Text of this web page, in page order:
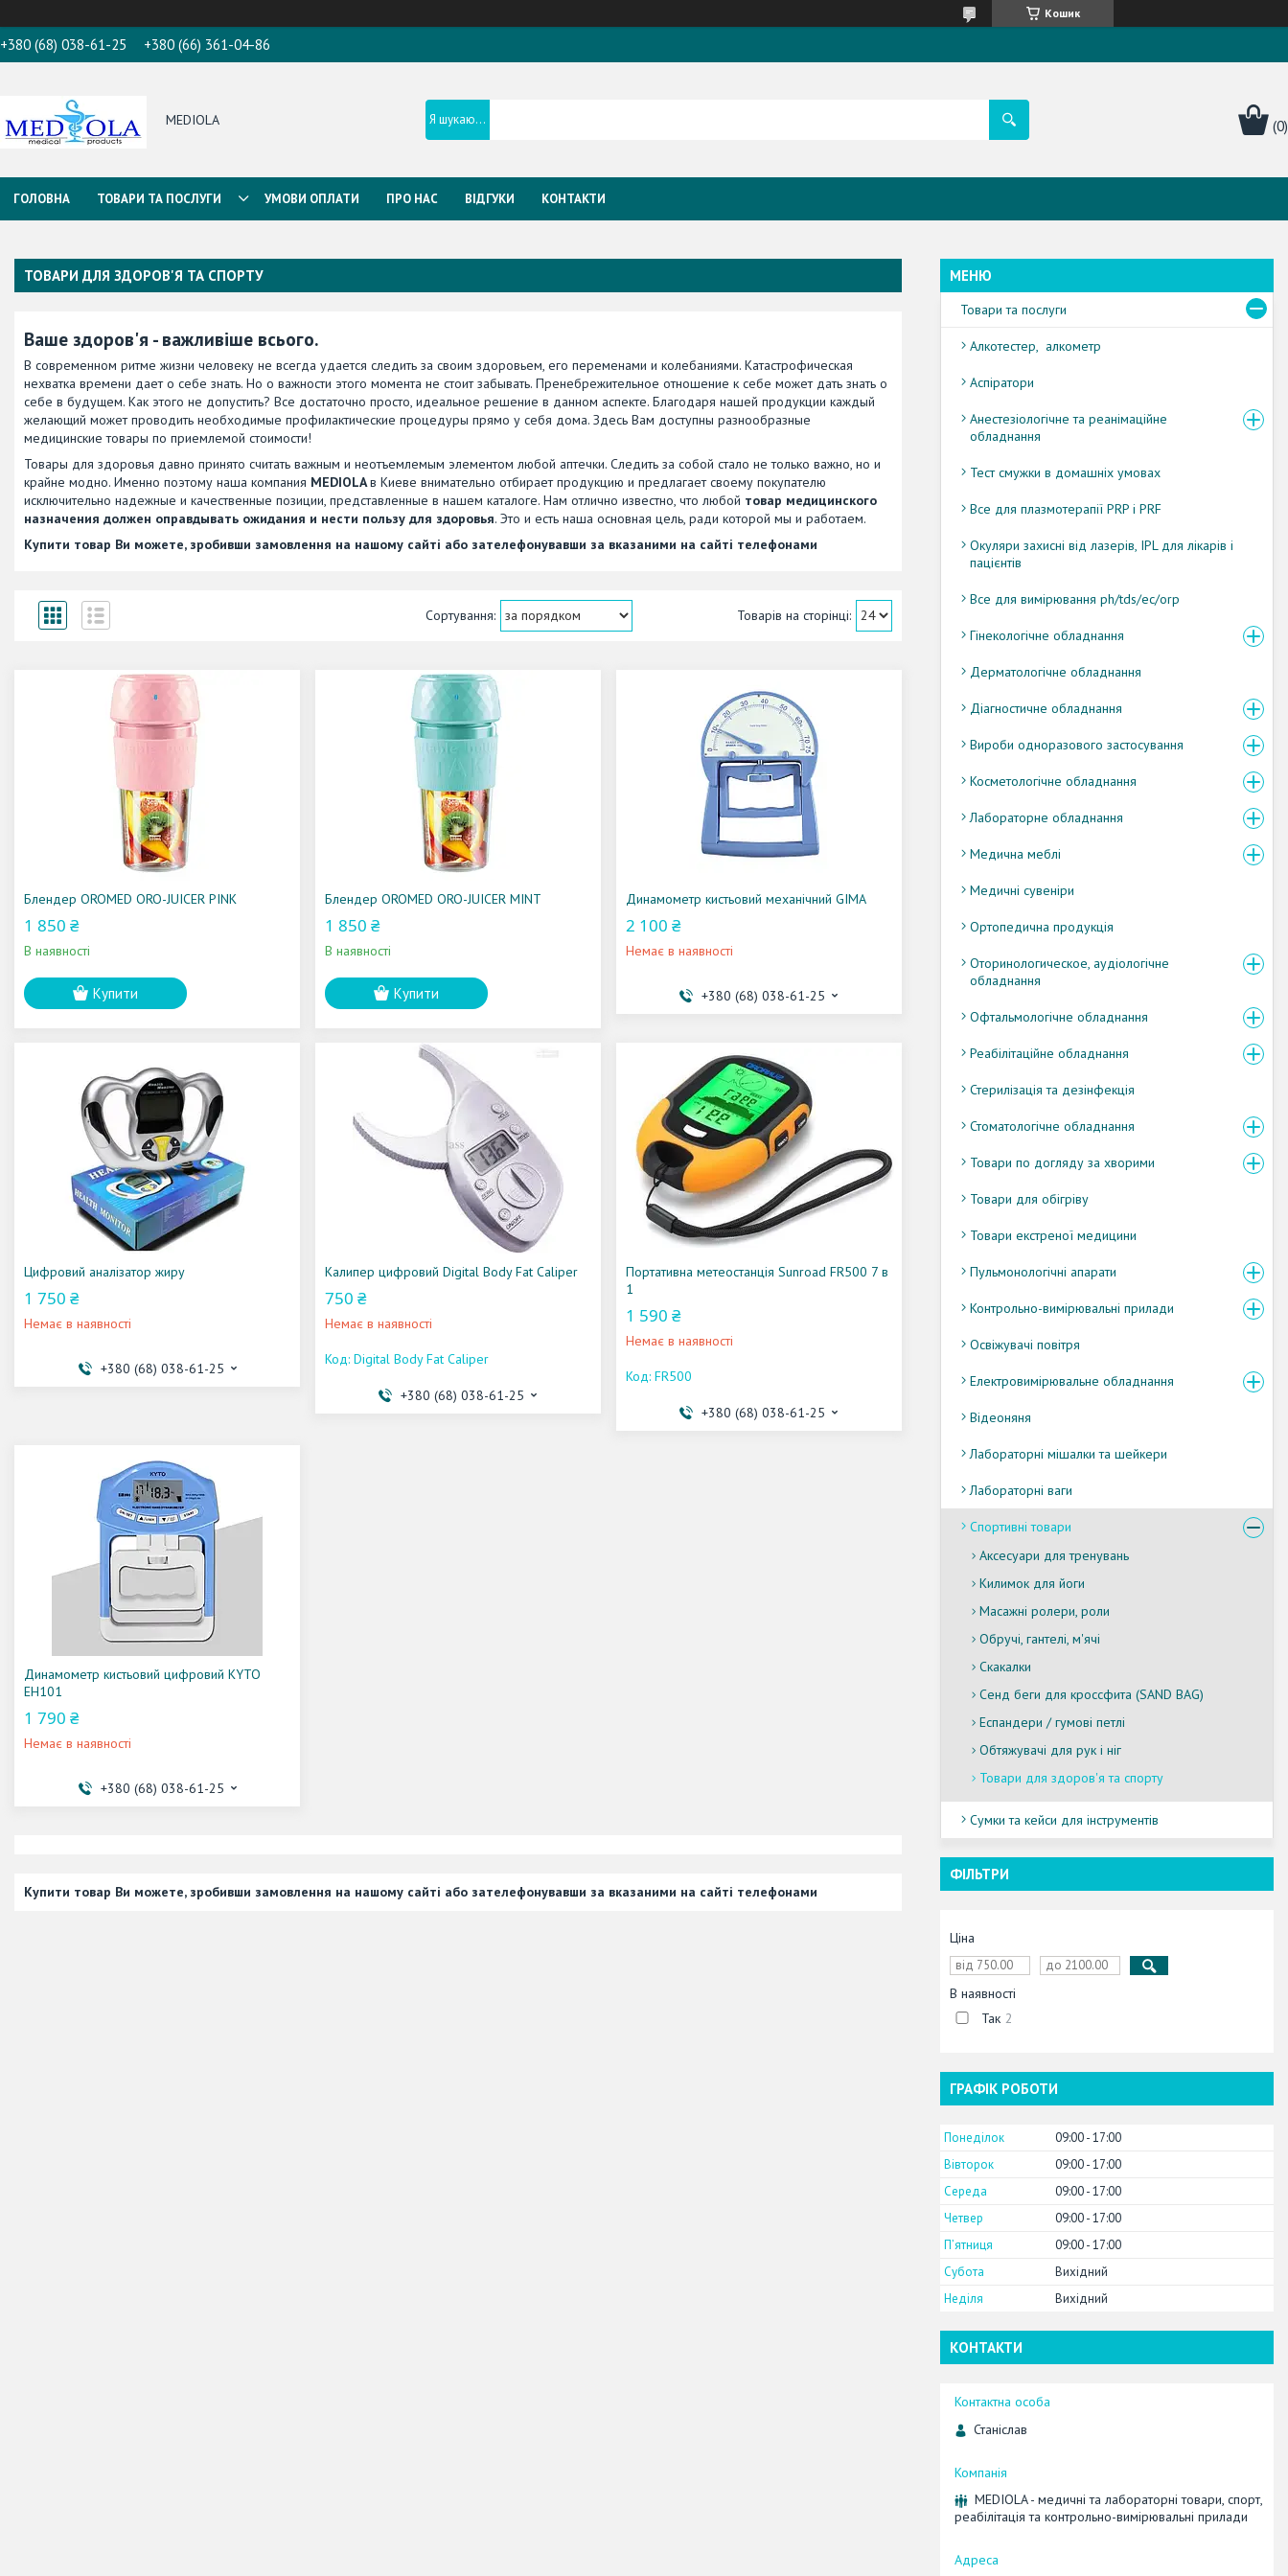
Кошик
+380 (68) 038-61-25 +380 (66) 361-04-86
MEDIOLA
ГОЛОВНА ТОВАРИ ТА ПОСЛУГИ УМОВИ ОПЛАТИ ПРО НАС ВІДГУКИ КОНТАКТИ
ТОВАРИ ДЛЯ ЗДОРОВ'Я ТА СПОРТУ
Ваше здоров'я - важливіше всього.
В современном ритме жизни человеку не всегда удается следить за своим здоровьем, его переменами и колебаниями. Катастрофическая
нехватка времени дает о себе знать. Но о важности этого момента не стоит забывать. Пренебрежительное отношение к себе может дать знать о
себе в будущем. Как этого не допустить? Все достаточно просто, идеальное решение в данном аспекте. Благодаря нашей продукции каждый
желающий может проводить необходимые профилактические процедуры прямо у себя дома. Здесь Вам доступны разнообразные
медицинские товары по приемлемой стоимости!
Товары для здоровья давно принято считать важным и неотъемлемым элементом любой аптечки. Следить за собой стало не только важно, но и
крайне модно. Именно поэтому наша компания MEDIOLAв Киеве внимательно отбирает продукцию и предлагает своему покупателю
исключительно надежные и качественные позиции, представленные в нашем каталоге. Нам отлично известно, что любой товар медицинского
назначения должен оправдывать ожидания и нести пользу для здоровья. Это и есть наша основная цель, ради которой мы и работаем.
Купити товар Ви можете, зробивши замовлення на нашому сайті або зателефонувавши за вказаними на сайті телефонами
Блендер OROMED ORO-JUICER PINK
1 850 ₴
В наявності
Купити
Блендер OROMED ORO-JUICER MINT
1 850 ₴
В наявності
Купити
Динамометр кистьовий механічний GIMA
2 100 ₴
Немає в наявності
+380 (68) 038-61-25
Цифровий аналізатор жиру
1 750 ₴
Немає в наявності
+380 (68) 038-61-25
Калипер цифровий Digital Body Fat Caliper
750 ₴
Немає в наявності
Digital Body Fat Caliper
+380 (68) 038-61-25
Портативна метеостанція Sunroad FR500 7 в
1
1 590 ₴
Немає в наявності
FR500
+380 (68) 038-61-25
Динамометр кистьовий цифровий KYTO
EH101
1 790 ₴
Немає в наявності
+380 (68) 038-61-25
Купити товар Ви можете, зробивши замовлення на нашому сайті або зателефонувавши за вказаними на сайті телефонами
Товари та послуги
Алкотестер, алкометр
Аспіратори
Анестезіологічне та реанімаційне
обладнання
Тест смужки в домашніх умовах
Все для плазмотерапії PRP і PRF
Окуляри захисні від лазерів, IPL для лікарів і
пацієнтів
Все для вимірювання ph/tds/ec/orp
Гінекологічне обладнання
Дерматологічне обладнання
Діагностичне обладнання
Вироби одноразового застосування
Косметологічне обладнання
Лабораторне обладнання
Медична меблі
Медичні сувеніри
Ортопедична продукція
Оторинологическое, аудіологічне
обладнання
Офтальмологічне обладнання
Реабілітаційне обладнання
Стерилізація та дезінфекція
Стоматологічне обладнання
Товари по догляду за хворими
Товари для обігріву
Товари екстреної медицини
Пульмонологічні апарати
Контрольно-вимірювальні прилади
Освіжувачі повітря
Електровимірювальне обладнання
Відеоняня
Лабораторні мішалки та шейкери
Лабораторні ваги
Спортивні товари
Аксесуари для тренувань
Килимок для йоги
Масажні ролери, роли
Обручі, гантелі, м'ячі
Скакалки
Сенд беги для кроссфита (SAND BAG)
Еспандери / гумові петлі
Обтяжувачі для рук і ніг
Товари для здоров'я та спорту
Сумки та кейси для інструментів
ФІЛЬТРИ
Ціна
В наявності
Так 2
ГРАФІК РОБОТИ
Понеділок 09:00 17:00
Вівторок
09:00 17:00
Середа
09:00 17:00
Четвер
09:00 17:00
Пʼятниця
09:00 17:00
Субота
Вихідний
Неділя
Вихідний
КОНТАКТИ
Станіслав
MEDIOLA - медичні та лабораторні товари, спорт,
реабілітація та контрольно-вимірювальні прилади